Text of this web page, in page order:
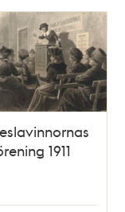
1911